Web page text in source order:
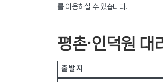
를 이용하실 수 있습니다.
평촌·인덕원 대
출발지